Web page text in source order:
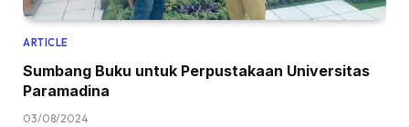
ARTICLE
Sumbang Buku untuk Perpustakaan Universitas
Paramadina
03/08/2024